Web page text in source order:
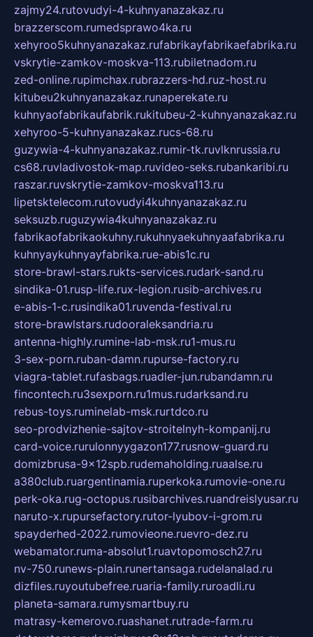
zajmy24.rutovudyi-4-kuhnyanazakaz.ru
brazzerscom.rumedsprawo4ka.ru
xehyroo5kuhnyanazakaz.rufabrikayfabrikaefabrika.ru
vskrytie-zamkov-moskva-113.rubiletnadom.ru
zed-online.rupimchax.rubrazzers-hd.ruz-host.ru
kitubeu2kuhnyanazakaz.runaperekate.ru
kuhnyaofabrikaufabrik.rukitubeu-2-kuhnyanazakaz.ru
xehyroo-5-kuhnyanazakaz.rucs-68.ru
guzywia-4-kuhnyanazakaz.rumir-tk.ruvlknrussia.ru
cs68.ruvladivostok-map.ruvideo-seks.rubankaribi.ru
raszar.ruvskrytie-zamkov-moskva113.ru
lipetsktelecom.rutovudyi4kuhnyanazakaz.ru
seksuzb.ruguzywia4kuhnyanazakaz.ru
fabrikaofabrikaokuhny.rukuhnyaekuhnyaafabrika.ru
kuhnyaykuhnyayfabrika.rue-abis1c.ru
store-brawl-stars.rukts-services.rudark-sand.ru
sindika-01.rusp-life.rux-legion.rusib-archives.ru
e-abis-1-c.rusindika01.ruvenda-festival.ru
store-brawlstars.rudooraleksandria.ru
antenna-highly.rumine-lab-msk.ru1-mus.ru
3-sex-porn.ruban-damn.rupurse-factory.ru
viagra-tablet.rufasbags.ruadler-jun.rubandamn.ru
fincontech.ru3sexporn.ru1mus.rudarksand.ru
rebus-toys.ruminelab-msk.rurtdco.ru
seo-prodvizhenie-sajtov-stroitelnyh-kompanij.ru
card-voice.rurulonnyygazon177.rusnow-guard.ru
domizbrusa-9x12spb.rudemaholding.ruaalse.ru
a380club.ruargentinamia.ruperkoka.rumovie-one.ru
perk-oka.rug-octopus.rusibarchives.ruandreislyusar.ru
naruto-x.rupursefactory.rutor-lyubov-i-grom.ru
spayderhed-2022.rumovieone.ruevro-dez.ru
webamator.ruma-absolut1.ruavtopomosch27.ru
nv-750.runews-plain.runertansaga.rudelanalad.ru
dizfiles.ruyoutubefree.ruaria-family.ruroadli.ru
planeta-samara.rumysmartbuy.ru
matrasy-kemerovo.ruashanet.rutrade-farm.ru